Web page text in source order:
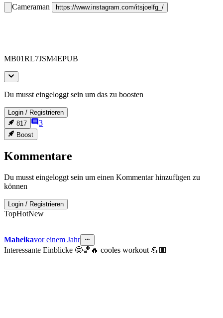
Cameraman https://www.instagram.com/itsjoelfg_/
MB01RL7JSM4EPUB
Du musst eingeloggt sein um das zu boosten
Login / Registrieren
817
3
Boost
Kommentare
Du musst eingeloggt sein um einen Kommentar hinzufügen zu
können
Login / Registrieren
TopHotNew
Maheikavor einem Jahr
Interessante Einblicke 🤩🏀🔥 cooles workout 💪🏼